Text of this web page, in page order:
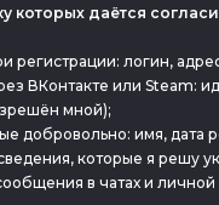
которых даётся
регистрации: логин,
ВКонтакте или Steam:
мной);
добровольно: имя, дата
которые я решу
в чатах и